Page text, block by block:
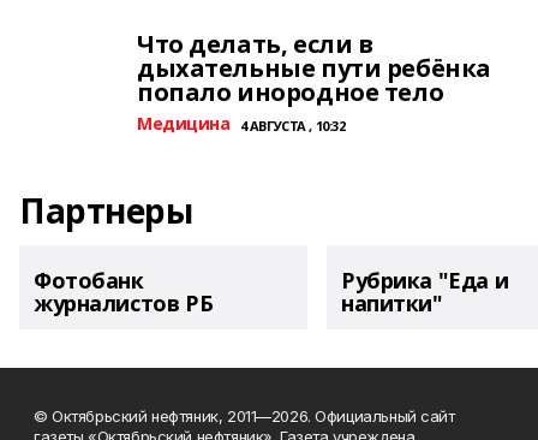
Что делать, если в
дыхательные пути ребёнка
попало инородное тело
Медицина 4 АВГУСТА , 10:32
Партнеры
Фотобанк
журналистов РБ
Рубрика "Еда и
напитки"
© Октябрьский нефтяник, 2011—2026. Официальный сайт